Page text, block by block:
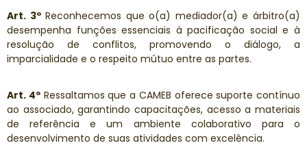
Art. 3ºReconhecemos que o(a) mediador(a) e árbitro(a)
desempenha funções essenciais à pacificação social e à
resolução de conflitos, promovendo o diálogo, a
imparcialidade e o respeito mútuo entre as partes.
Art. 4ºRessaltamos que a CAMEB oferece suporte contínuo
ao associado, garantindo capacitações, acesso a materiais
de referência e um ambiente colaborativo para o
desenvolvimento de suas atividades com excelência.